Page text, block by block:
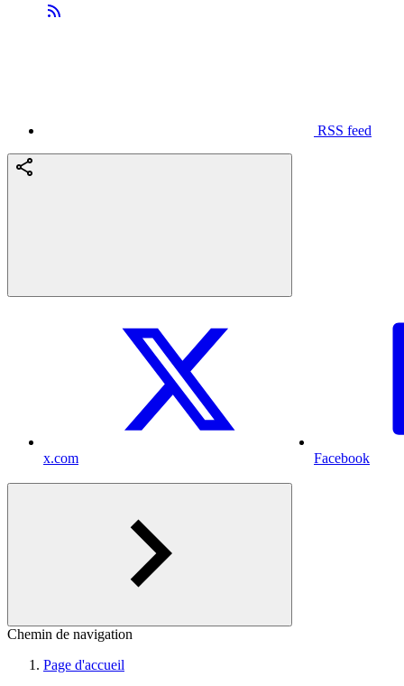
RSS feed
x.com Facebook
Chemin de navigation
Page d'accueil